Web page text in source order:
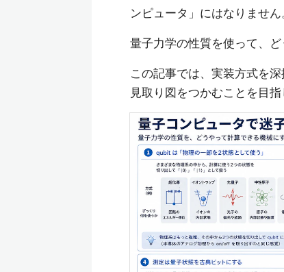
ンピュータ」にはなりません
量子力学の性質を使って、
この記事では、実装方式を
見取り図をつかむことを目指